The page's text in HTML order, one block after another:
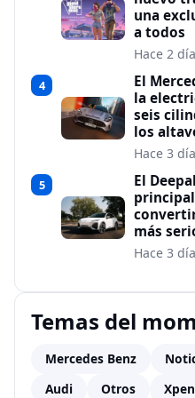
una
a todos
Hace 2
4
El
la
seis
los
Hace 3
5
El
más
Hace 3
Temas del
Mercedes Benz
Audi
Otros